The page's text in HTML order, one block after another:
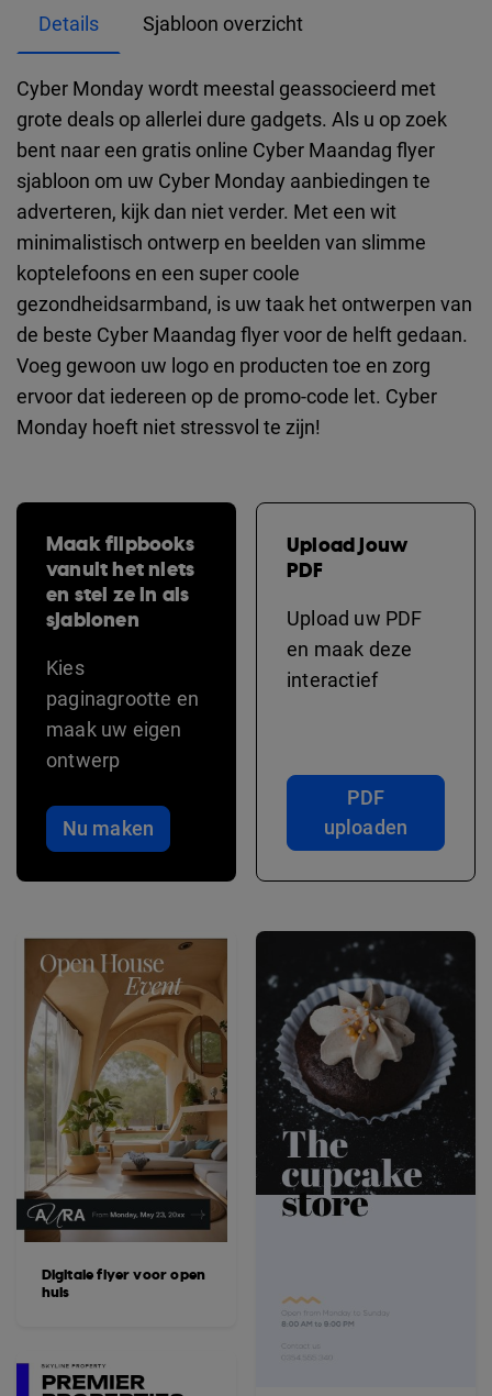
Details Sjabloon overzicht
Cyber Monday wordt meestal geassocieerd met
grote deals op allerlei dure gadgets. Als u op zoek
bent naar een gratis online Cyber Maandag flyer
sjabloon om uw Cyber Monday aanbiedingen te
adverteren, kijk dan niet verder. Met een wit
minimalistisch ontwerp en beelden van slimme
koptelefoons en een super coole
gezondheidsarmband, is uw taak het ontwerpen van
de beste Cyber Maandag flyer voor de helft gedaan.
Voeg gewoon uw logo en producten toe en zorg
ervoor dat iedereen op de promo-code let. Cyber
Monday hoeft niet stressvol te zijn!
Maak flipbooks
vanuit het niets
en stel ze in als
sjablonen
Kies
paginagrootte en
maak uw eigen
ontwerp
Nu maken
Upload jouw
PDF
Upload uw PDF
en maak deze
interactief
PDF
uploaden
Digitale flyer voor open
huis